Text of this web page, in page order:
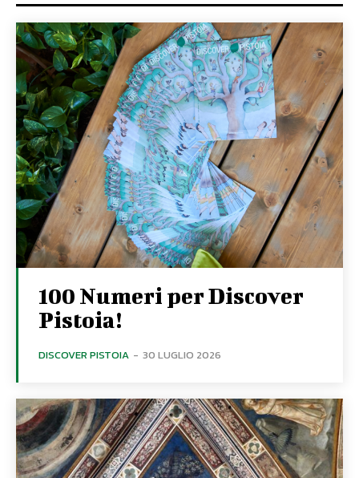
100 Numeri per Discover
Pistoia!
DISCOVER PISTOIA - 30 LUGLIO 2026